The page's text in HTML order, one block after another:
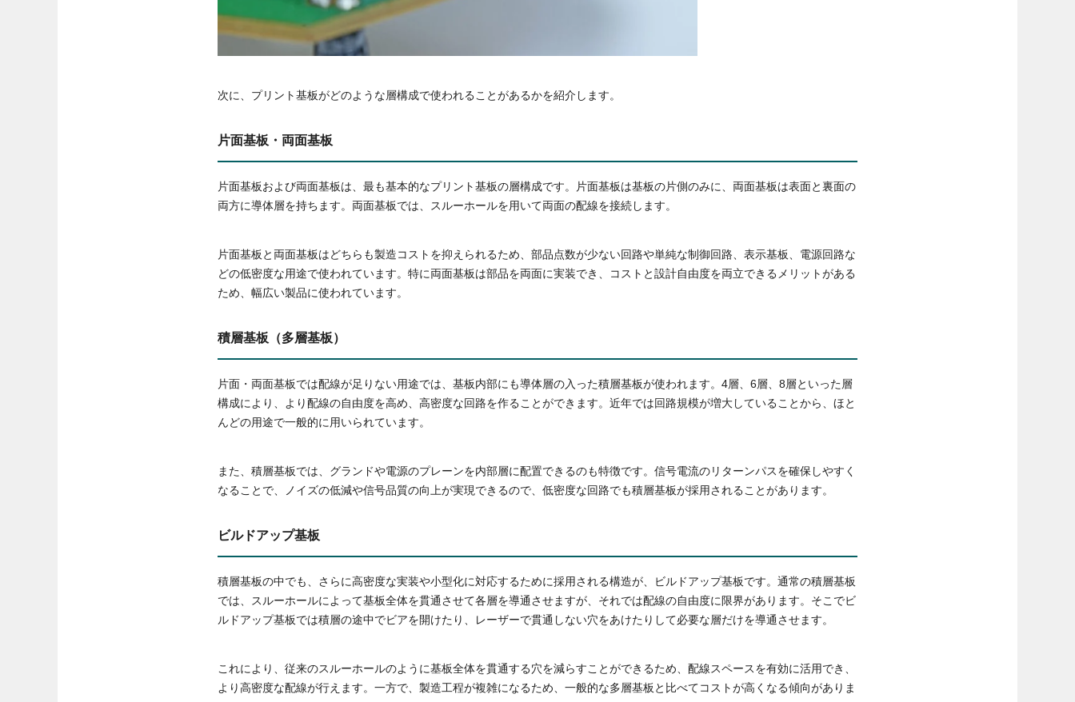
次に、プリント基板がどのような層構成で使われることがあるかを紹介します。
片面基板・両面基板
片面基板および両面基板は、最も基本的なプリント基板の層構成です。片面基板は基板の片側のみに、両面基板は表面と裏面の
両方に導体層を持ちます。両面基板では、スルーホールを用いて両面の配線を接続します。
片面基板と両面基板はどちらも製造コストを抑えられるため、部品点数が少ない回路や単純な制御回路、表示基板、電源回路な
どの低密度な用途で使われています。特に両面基板は部品を両面に実装でき、コストと設計自由度を両立できるメリットがある
ため、幅広い製品に使われています。
積層基板（多層基板）
片面・両面基板では配線が足りない用途では、基板内部にも導体層の入った積層基板が使われます。4層、6層、8層といった層
構成により、より配線の自由度を高め、高密度な回路を作ることができます。近年では回路規模が増大していることから、ほと
んどの用途で一般的に用いられています。
また、積層基板では、グランドや電源のプレーンを内部層に配置できるのも特徴です。信号電流のリターンパスを確保しやすく
なることで、ノイズの低減や信号品質の向上が実現できるので、低密度な回路でも積層基板が採用されることがあります。
ビルドアップ基板
積層基板の中でも、さらに高密度な実装や小型化に対応するために採用される構造が、ビルドアップ基板です。通常の積層基板
では、スルーホールによって基板全体を貫通させて各層を導通させますが、それでは配線の自由度に限界があります。そこでビ
ルドアップ基板では積層の途中でビアを開けたり、レーザーで貫通しない穴をあけたりして必要な層だけを導通させます。
これにより、従来のスルーホールのように基板全体を貫通する穴を減らすことができるため、配線スペースを有効に活用でき、
より高密度な配線が行えます。一方で、製造工程が複雑になるため、一般的な多層基板と比べてコストが高くなる傾向がありま